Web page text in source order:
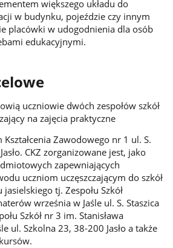
większego układu do
w budynku, pojeździe czy innym
placówki w udogodnienia dla osób
edukacyjnymi.
uczniowie dwóch zespołów szkół
na zajęcia praktyczne
Zawodowego nr 1 ul. S.
CKZ zorganizowane jest, jako
zapewniających
uczniom uczęszczającym do szkół
tj. Zespołu Szkół
września w Jaśle ul. S. Staszica
Szkół nr 3 im. Stanisława
ul. Szkolna 23, 38-200 Jasło a także